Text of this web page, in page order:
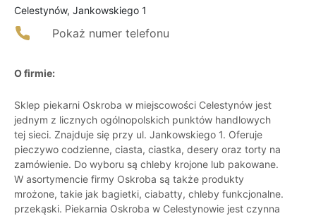
Celestynów, Jankowskiego 1
Pokaż numer telefonu
O firmie:
Sklep piekarni Oskroba w miejscowości Celestynów jest
jednym z licznych ogólnopolskich punktów handlowych
tej sieci. Znajduje się przy ul. Jankowskiego 1. Oferuje
pieczywo codzienne, ciasta, ciastka, desery oraz torty na
zamówienie. Do wyboru są chleby krojone lub pakowane.
W asortymencie firmy Oskroba są także produkty
mrożone, takie jak bagietki, ciabatty, chleby funkcjonalne.
przekąski. Piekarnia Oskroba w Celestynowie jest czynna